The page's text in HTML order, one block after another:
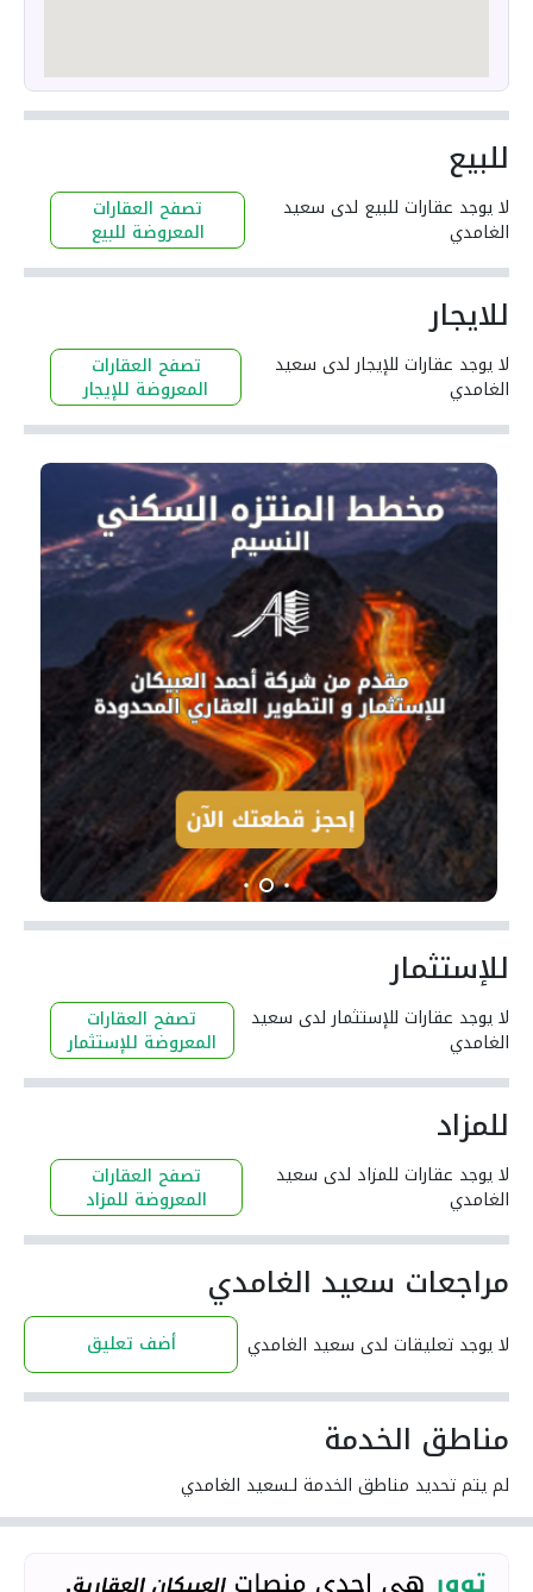
للبيع
لا يوجد عقارات للبيع لدى سعيد
الغامدي
تصفح العقارات
المعروضة للبيع
للايجار
لا يوجد عقارات للإيجار لدى سعيد
الغامدي
تصفح العقارات
المعروضة للإيجار
للإستثمار
لا يوجد عقارات للإستثمار لدى سعيد
الغامدي
تصفح العقارات
المعروضة للإستثمار
للمزاد
لا يوجد عقارات للمزاد لدى سعيد
الغامدي
تصفح العقارات
المعروضة للمزاد
مراجعات سعيد الغامدي
لا يوجد تعليقات لدى سعيد الغامدي أضف تعليق
مناطق الخدمة
لم يتم تحديد مناطق الخدمة لـسعيد الغامدي